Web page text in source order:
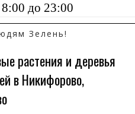
до 23:00
Зелень!
растения и деревья
в Никифорово,